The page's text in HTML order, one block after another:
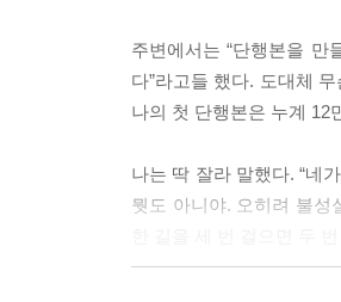
주변에서는 “단행본을
다”라고들 했다. 도대체
나의 첫 단행본은 누계 12
나는 딱 잘라 말했다. “네
뭣도 아니야. 오히려 불성